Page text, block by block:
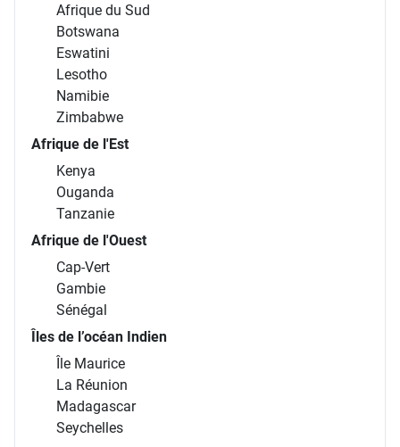
Afrique du Sud
Botswana
Eswatini
Lesotho
Namibie
Zimbabwe
Afrique de l'Est
Kenya
Ouganda
Tanzanie
Afrique de l'Ouest
Cap-Vert
Gambie
Sénégal
Îles de l’océan Indien
Île Maurice
La Réunion
Madagascar
Seychelles